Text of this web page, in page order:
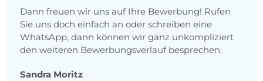
Dann freuen wir uns auf Ihre Bewerbung! Rufen
Sie uns doch einfach an oder schreiben eine
WhatsApp, dann können wir ganz unkompliziert
den weiteren Bewerbungsverlauf besprechen.
Sandra Moritz